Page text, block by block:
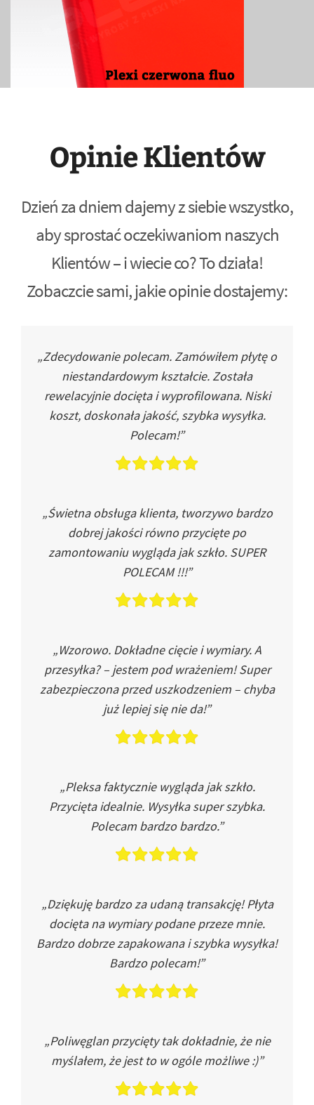
Opinie Klientów
Dzień za dniem dajemy z siebie wszystko,
aby sprostać oczekiwaniom naszych
Klientów – i wiecie co? To działa!
Zobaczcie sami, jakie opinie dostajemy:
„Zdecydowanie polecam. Zamówiłem płytę o
niestandardowym kształcie. Została
rewelacyjnie docięta i wyprofilowana. Niski
koszt, doskonała jakość, szybka wysyłka.
Polecam!”
„Świetna obsługa klienta, tworzywo bardzo
dobrej jakości równo przycięte po
zamontowaniu wygląda jak szkło. SUPER
POLECAM !!!”
„Wzorowo. Dokładne cięcie i wymiary. A
przesyłka? – jestem pod wrażeniem! Super
zabezpieczona przed uszkodzeniem – chyba
już lepiej się nie da!”
„Pleksa faktycznie wygląda jak szkło.
Przycięta idealnie. Wysyłka super szybka.
Polecam bardzo bardzo.”
„Dziękuję bardzo za udaną transakcję! Płyta
docięta na wymiary podane przeze mnie.
Bardzo dobrze zapakowana i szybka wysyłka!
Bardzo polecam!”
„Poliwęglan przycięty tak dokładnie, że nie
myślałem, że jest to w ogóle możliwe :)”